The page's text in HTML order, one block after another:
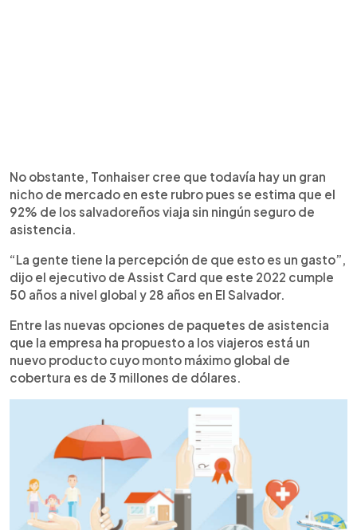
No obstante, Tonhaiser cree que todavía hay un gran
nicho de mercado en este rubro pues se estima que el
92% de los salvadoreños viaja sin ningún seguro de
asistencia.
“La gente tiene la percepción de que esto es un gasto”,
dijo el ejecutivo de Assist Card que este 2022 cumple
50 años a nivel global y 28 años en El Salvador.
Entre las nuevas opciones de paquetes de asistencia
que la empresa ha propuesto a los viajeros está un
nuevo producto cuyo monto máximo global de
cobertura es de 3 millones de dólares.